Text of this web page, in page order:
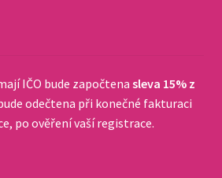
IČO bude započtena sleva 15% z
odečtena při konečné fakturaci
po ověření vaší registrace.